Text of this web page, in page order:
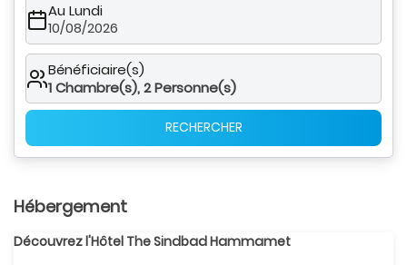
Au Lundi
10/08/2026
Bénéficiaire(s)
1Chambre(s),2Personne(s)
RECHERCHER
Hébergement
Découvrez l'Hôtel The Sindbad Hammamet